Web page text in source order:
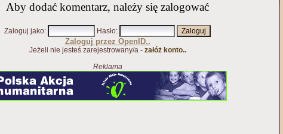
Aby dodać komentarz, należy się zalogować
Zaloguj jako: Hasło:
Zaloguj przez OpenID..
Jeżeli nie jesteś zarejestrowany/a - załóż konto..
Reklama